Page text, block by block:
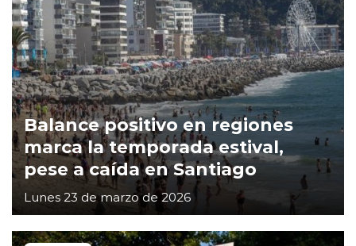
Balance positivo en regiones
marca la temporada estival,
pese a caída en Santiago
Lunes 23 de marzo de 2026